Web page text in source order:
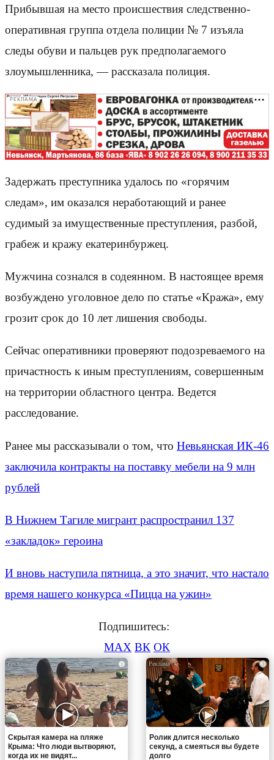
Прибывшая на место происшествия следственно-
оперативная группа отдела полиции № 7 изъяла
следы обуви и пальцев рук предполагаемого
злоумышленника, — рассказала полиция.
РЕКЛАМА
Задержать преступника удалось по «горячим
следам», им оказался неработающий и ранее
судимый за имущественные преступления, разбой,
грабеж и кражу екатеринбуржец.
Мужчина сознался в содеянном. В настоящее время
возбуждено уголовное дело по статье «Кража», ему
грозит срок до 10 лет лишения свободы.
Сейчас оперативники проверяют подозреваемого на
причастность к иным преступлениям, совершенным
на территории областного центра. Ведется
расследование.
Ранее мы рассказывали о том, что Невьянская ИК-46
заключила контракты на поставку мебели на 9 млн
рублей
В Нижнем Тагиле мигрант распространил 137
«закладок» героина
И вновь наступила пятница, а это значит, что настало
время нашего конкурса «Пицца на ужин»
Подпишитесь:
MAX ВК ОК
i
Скрытая камера на пляже
Крыма: Что люди вытворяют,
когда их не видят...
i
Ролик длится несколько
секунд, а смеяться вы будете
долго